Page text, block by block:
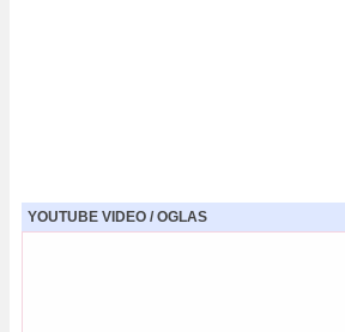
YOUTUBE VIDEO / OGLAS